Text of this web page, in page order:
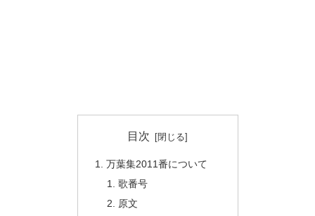
目次
万葉集2011番について
歌番号
原文